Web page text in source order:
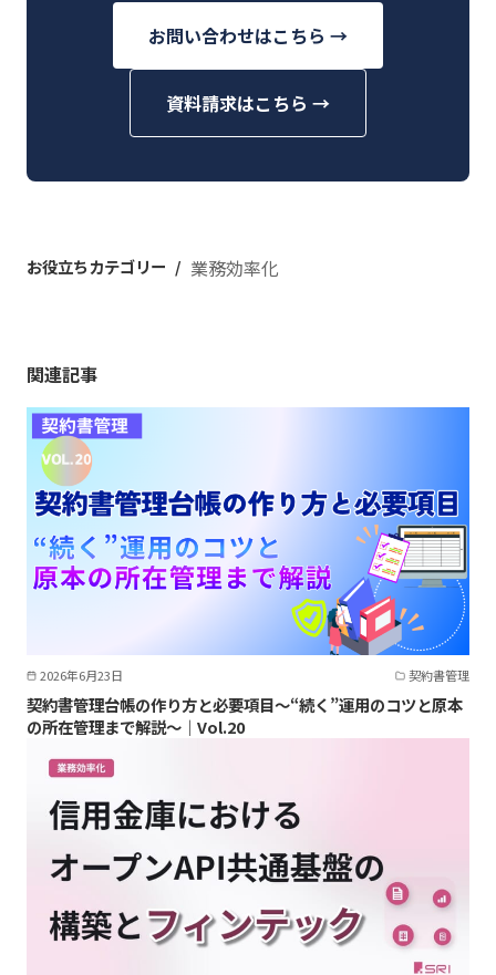
お問い合わせはこちら →
資料請求はこちら →
お役立ちカテゴリー 業務効率化
関連記事
2026年6月23日 契約書管理
契約書管理台帳の作り方と必要項目～“続く”運用のコツと原本
の所在管理まで解説～｜Vol.20